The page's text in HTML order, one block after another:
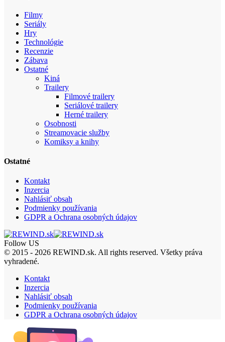
Filmy
Seriály
Hry
Technológie
Recenzie
Zábava
Ostatné
Kiná
Trailery
Filmové trailery
Seriálové trailery
Herné trailery
Osobnosti
Streamovacie služby
Komiksy a knihy
Ostatné
Kontakt
Inzercia
Nahlásiť obsah
Podmienky používania
GDPR a Ochrana osobných údajov
Follow US
© 2015 - 2026 REWIND.sk. All rights reserved. Všetky práva
vyhradené.
Kontakt
Inzercia
Nahlásiť obsah
Podmienky používania
GDPR a Ochrana osobných údajov